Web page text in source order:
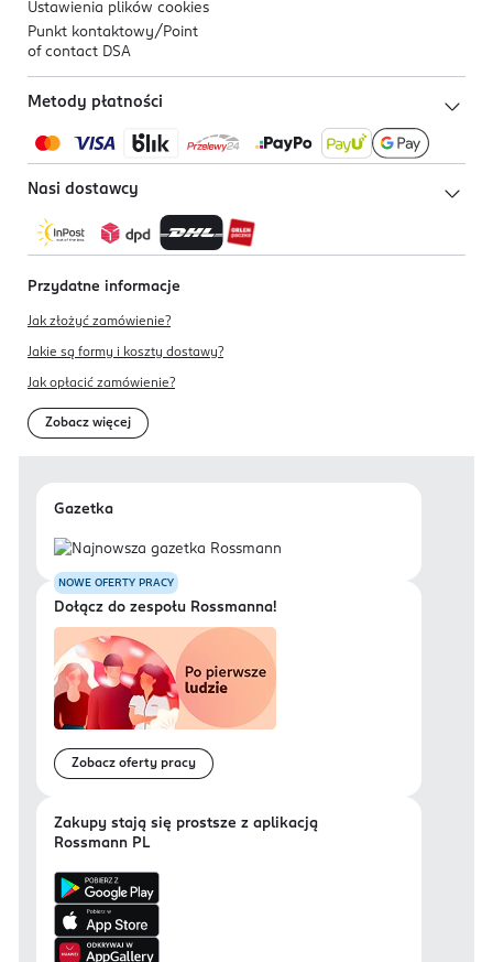
Ustawienia plików cookies
Punkt kontaktowy/ Point
of contact DSA
Metody płatności
Nasi dostawcy
Przydatne informacje
Jak złożyć zamówienie?
Jakie są formy i koszty dostawy?
Jak opłacić zamówienie?
Zobacz więcej
Gazetka
NOWE OFERTY PRACY
Dołącz do zespołu Rossmanna!
Zobacz oferty pracy
Zakupy stają się prostsze z aplikacją
Rossmann PL